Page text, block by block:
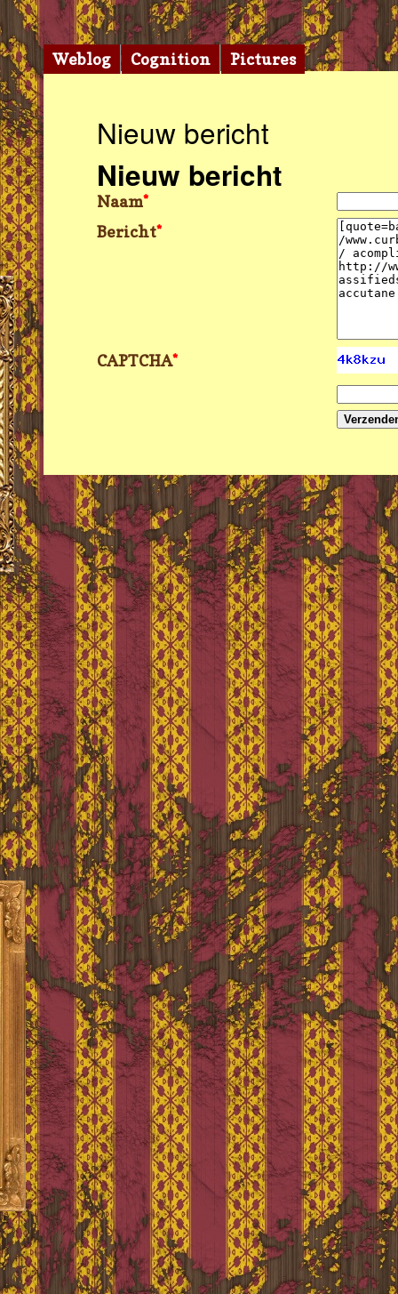
Nieuw bericht
Nieuw bericht
Naam*
Bericht*
CAPTCHA*
Weblog Cognition Pictures